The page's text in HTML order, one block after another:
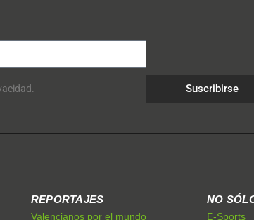
Suscribirse
REPORTAJES
Valencianos por el mundo
NO
E-Sports